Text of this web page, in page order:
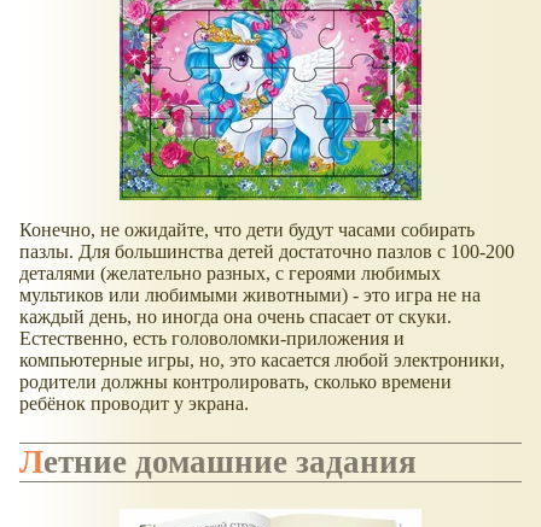
Конечно, не ожидайте, что дети будут часами собирать
пазлы. Для большинства детей достаточно пазлов с 100-200
деталями (желательно разных, с героями любимых
мультиков или любимыми животными) - это игра не на
каждый день, но иногда она очень спасает от скуки.
Естественно, есть головоломки-приложения и
компьютерные игры, но, это касается любой электроники,
родители должны контролировать, сколько времени
ребёнок проводит у экрана.
Летние домашние задания